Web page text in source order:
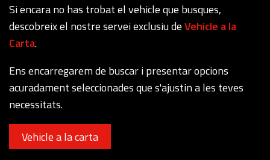
Si encara no has trobat el vehicle que busques,
descobreix el nostre servei exclusiu deVehicle a la
Carta.
Ens encarregarem de buscar i presentar opcions
acuradament seleccionades que s'ajustin a les teves
necessitats.
Vehicle a la carta